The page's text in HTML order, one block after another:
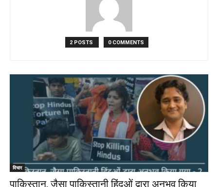
2 POSTS 0 COMMENTS
विचार
पाकिस्तान, जैसा पाकिस्तानी हिंदुओं द्वारा अनुभव किया